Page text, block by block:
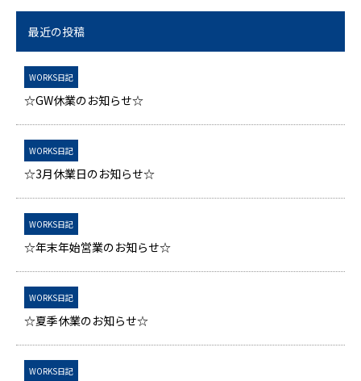
最近の投稿
WORKS日記
☆GW休業のお知らせ☆
WORKS日記
☆3月休業日のお知らせ☆
WORKS日記
☆年末年始営業のお知らせ☆
WORKS日記
☆夏季休業のお知らせ☆
WORKS日記